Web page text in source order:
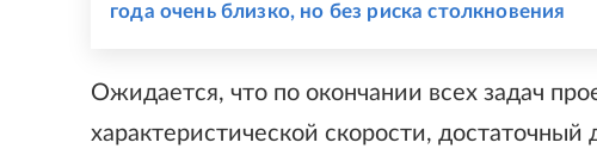
года очень близко, но без риска столкновения
Ожидается, что по окончании всех задач
характеристической скорости,